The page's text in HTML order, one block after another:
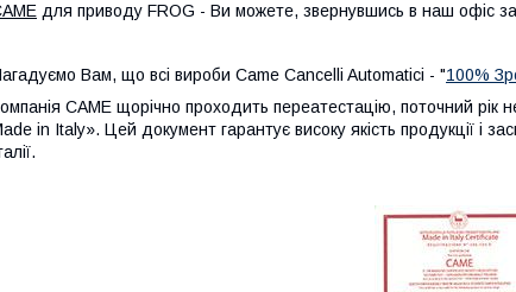
для приводу FROG - Ви можете, звернувшись в наш офіс
Вам, що всі вироби Came Cancelli Automatici - "100%
CAME щорічно проходить переатестацію, поточний рік
in Italy». Цей документ гарантує високу якість продукції і